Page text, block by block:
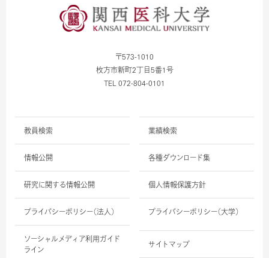
〒573-1010
枚方市新町2丁目5番1号
TEL 072-804-0101
教員検索 業績検索
情報公開 各種ダウンロード集
研究に関する情報公開 個人情報保護方針
プライバシーポリシー（法人） プライバシーポリシー（大学）
ソーシャルメディア利用ガイド
ライン
サイトマップ